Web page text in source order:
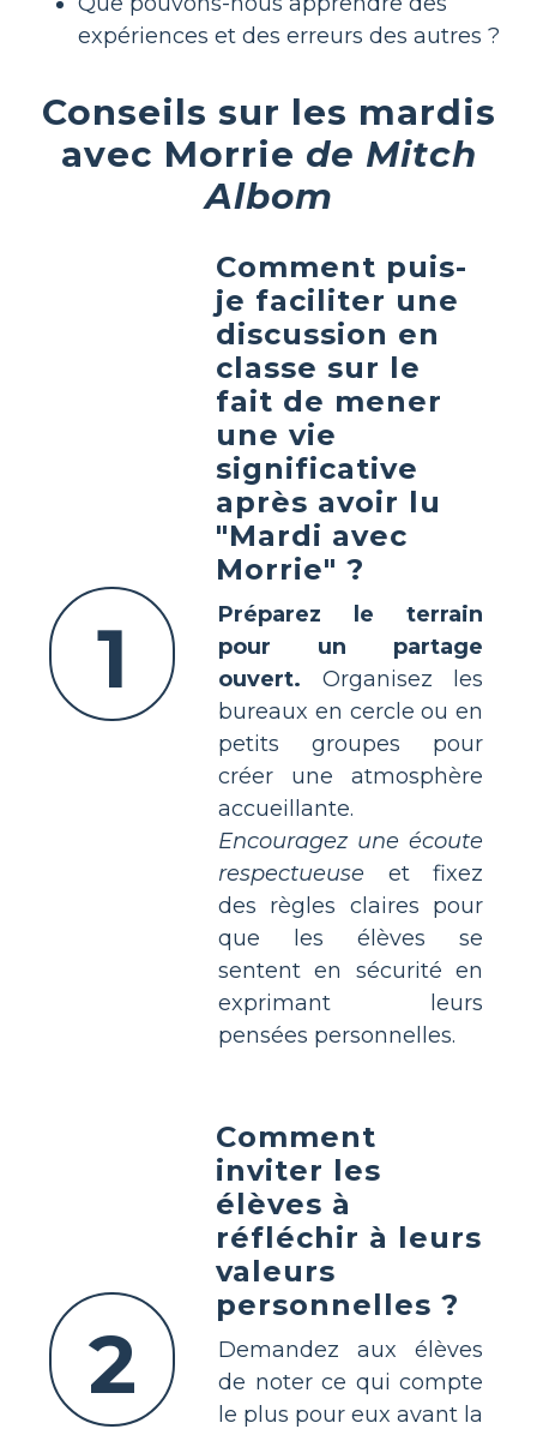
expériences et des erreurs des autres ?
Conseils sur les mardis
avec Morrie de Mitch
Albom
1
Comment puis-
je faciliter une
discussion en
classe sur le
fait de mener
une vie
significative
après avoir lu
"Mardi avec
Morrie" ?
Préparez le terrain
pour un partage
ouvert. Organisez les
bureaux en cercle ou en
petits groupes pour
créer une atmosphère
accueillante.
Encouragez une écoute
respectueuse et fixez
des règles claires pour
que les élèves se
sentent en sécurité en
exprimant leurs
pensées personnelles.
2
Comment
inviter les
élèves à
réfléchir à leurs
valeurs
personnelles ?
Demandez aux élèves
de noter ce qui compte
le plus pour eux avant la